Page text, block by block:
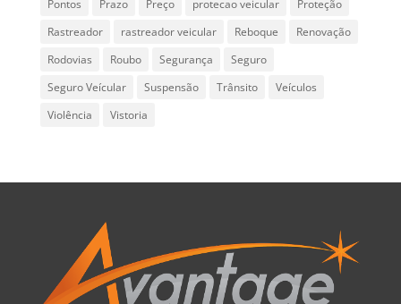
Pontos
Prazo Preço protecao veicular
Proteção
Rastreador
rastreador veicular Reboque
Renovação
Rodovias
Roubo Segurança
Seguro
Seguro Veícular
Suspensão Trânsito
Veículos
Violência
Vistoria